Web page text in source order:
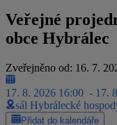
Veřejné
obce Hybrálec
Zveřejněno od: 16. 7.
17. 8. 2026 16:00 - 17.
sál Hybrálecké
Přidat do kalendáře